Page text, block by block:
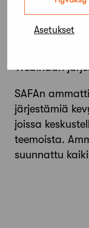
Asetukset
Webinaari
SAFAn
järjestämiä
joissa
teemoista.
suunnattu